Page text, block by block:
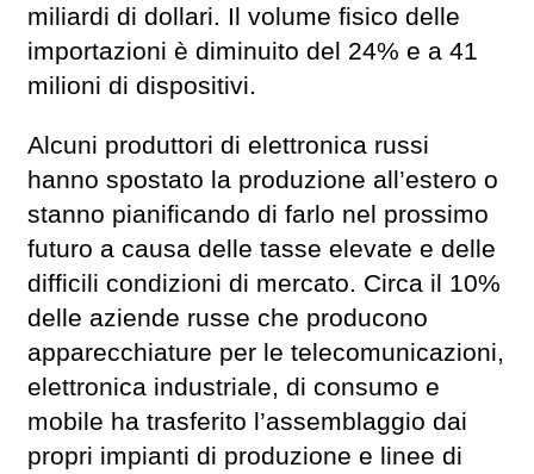
miliardi di dollari. Il volume fisico delle
importazioni è diminuito del 24% e a 41
milioni di dispositivi.
Alcuni produttori di elettronica russi
hanno spostato la produzione all’estero o
stanno pianificando di farlo nel prossimo
futuro a causa delle tasse elevate e delle
difficili condizioni di mercato. Circa il 10%
delle aziende russe che producono
apparecchiature per le telecomunicazioni,
elettronica industriale, di consumo e
mobile ha trasferito l’assemblaggio dai
propri impianti di produzione e linee di